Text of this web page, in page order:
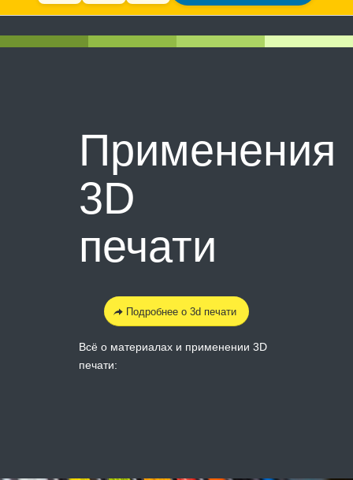
Применения
3D
печати
Подробнее о 3d печати
Всё о материалах и применении 3D
печати: